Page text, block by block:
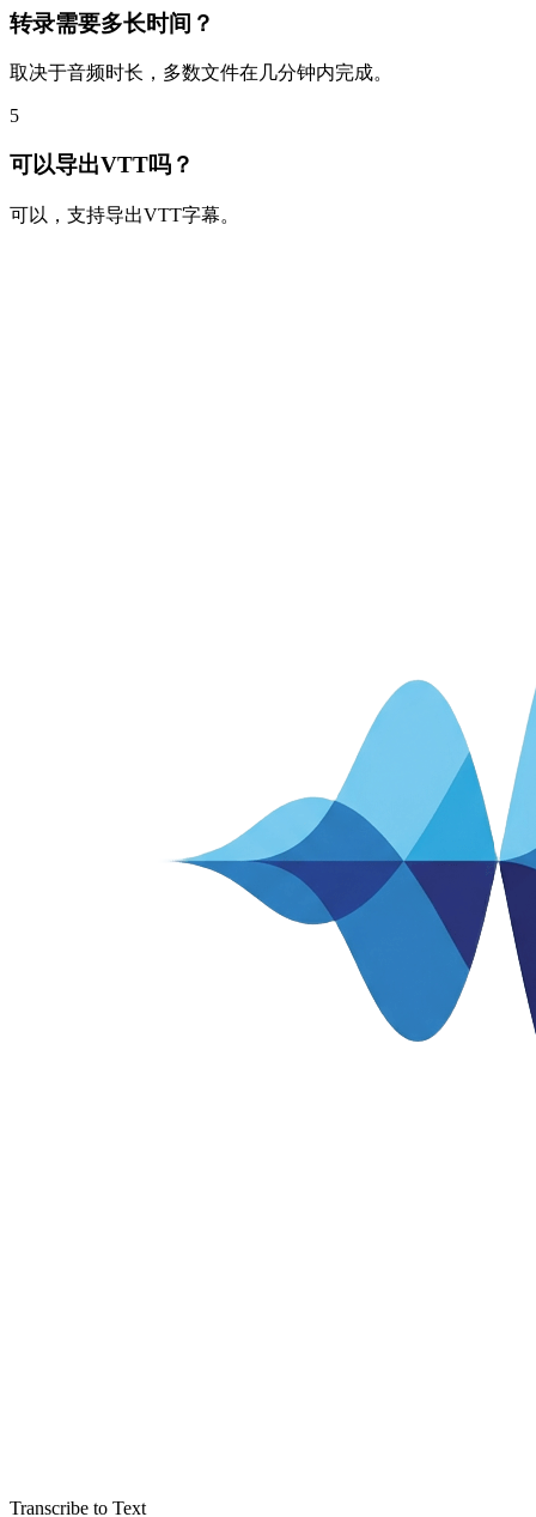
转录需要多长时间？
取决于音频时长，多数文件在几分钟内完成。
5
可以导出VTT吗？
可以，支持导出VTT字幕。
Transcribe to Text